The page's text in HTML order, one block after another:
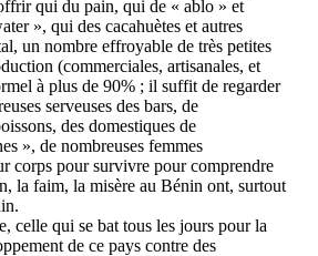
qui du pain, qui de « ablo » et
», qui des cacahuètes et autres
un nombre effroyable de très petites
(commerciales, artisanales, et
à plus de 90% ; il suffit de regarder
serveuses des bars, de
des domestiques de
», de nombreuses femmes
corps pour survivre pour comprendre
la faim, la misère au Bénin ont, surtout
celle qui se bat tous les jours pour la
de ce pays contre des